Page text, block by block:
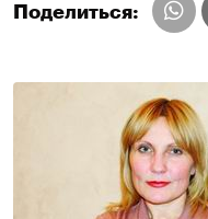
Поделиться: